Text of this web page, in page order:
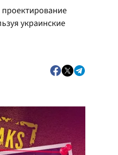
украинские